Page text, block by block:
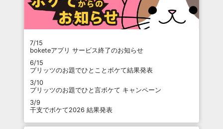
7/15
boketeアプリ サービス終了のお知らせ
6/15
プリッツのお題でひとことボケて結果発表
3/10
プリッツのお題でひと言ボケて キャンペーン
3/9
干支でボケて2026 結果発表